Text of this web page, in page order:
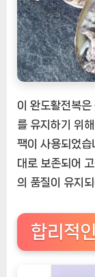
이 완도활전복
를 유지하기 위
팩이 사용되었습
대로 보존되어
의 품질이 유지
합리적